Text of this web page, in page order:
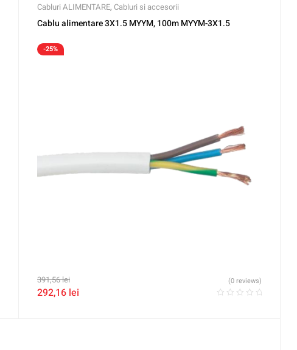
Cabluri ALIMENTARE, Cabluri si accesorii
Cablu alimentare 3X1.5 MYYM, 100m MYYM-3X1.5
-25%
391,56lei
292,16 lei
(0 reviews)